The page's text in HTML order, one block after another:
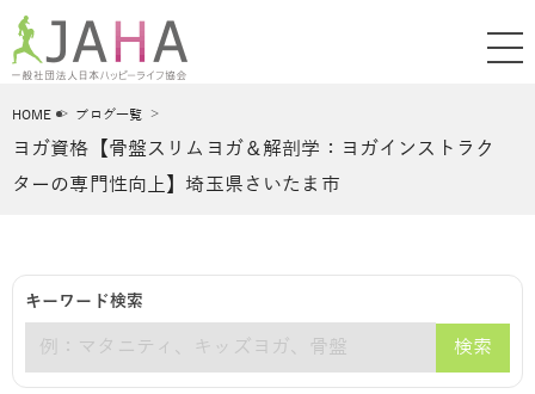
HOME ブログ一覧
ヨガ資格【骨盤スリムヨガ＆解剖学：ヨガインストラク
ターの専門性向上】埼玉県さいたま市
キーワード検索
検索